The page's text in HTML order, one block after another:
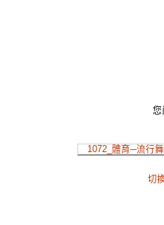
您
1072_體育─流行
切